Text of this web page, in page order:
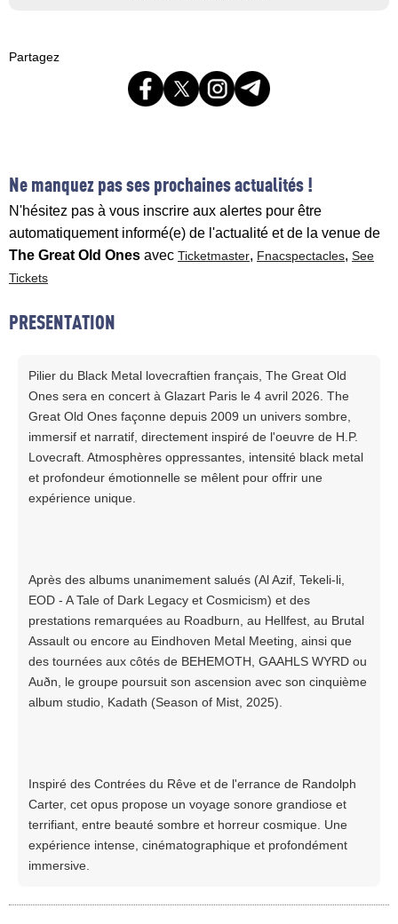
Partagez
Ne manquez pas ses prochaines actualités !
N'hésitez pas à vous inscrire aux alertes pour être
automatiquement informé(e) de l'actualité et de la venue de
The Great Old Ones avec Ticketmaster, Fnacspectacles, See
Tickets
PRESENTATION
Pilier du Black Metal lovecraftien français, The Great Old
Ones sera en concert à Glazart Paris le 4 avril 2026. The
Great Old Ones façonne depuis 2009 un univers sombre,
immersif et narratif, directement inspiré de l'oeuvre de H.P.
Lovecraft. Atmosphères oppressantes, intensité black metal
et profondeur émotionnelle se mêlent pour offrir une
expérience unique.
Après des albums unanimement salués (Al Azif, Tekeli-li,
EOD - A Tale of Dark Legacy et Cosmicism) et des
prestations remarquées au Roadburn, au Hellfest, au Brutal
Assault ou encore au Eindhoven Metal Meeting, ainsi que
des tournées aux côtés de BEHEMOTH, GAAHLS WYRD ou
Auðn, le groupe poursuit son ascension avec son cinquième
album studio, Kadath (Season of Mist, 2025).
Inspiré des Contrées du Rêve et de l'errance de Randolph
Carter, cet opus propose un voyage sonore grandiose et
terrifiant, entre beauté sombre et horreur cosmique. Une
expérience intense, cinématographique et profondément
immersive.